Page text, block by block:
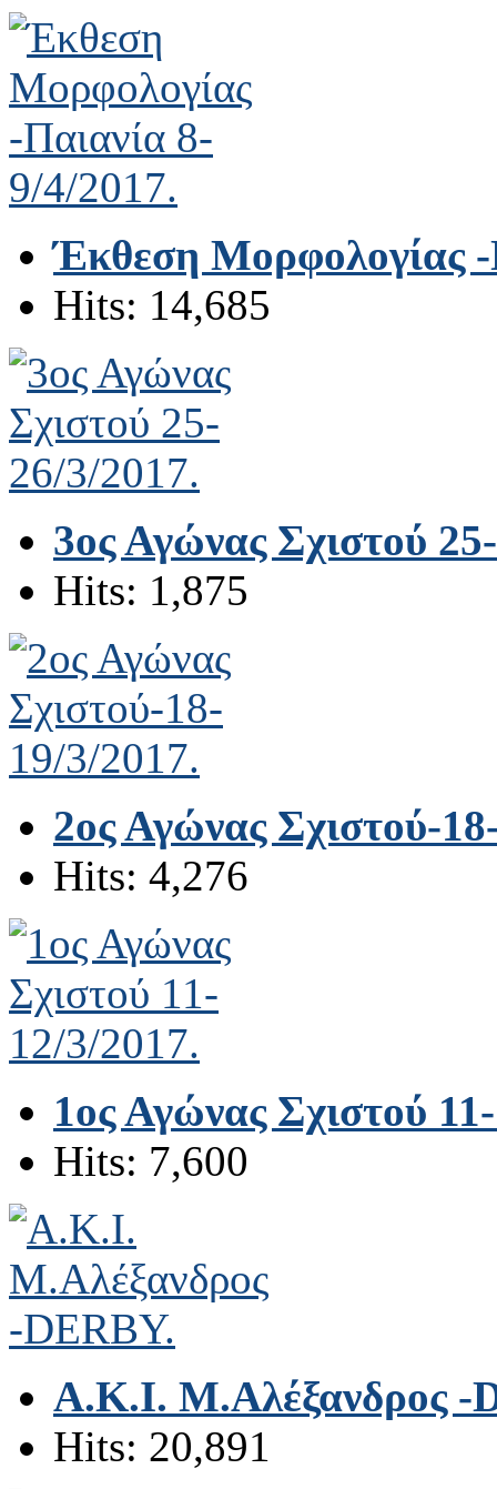
Έκθεση Μορφολογίας -
Hits: 14,685
3ος Αγώνας Σχιστού
Hits: 1,875
2ος Αγώνας Σχιστού-
Hits: 4,276
1ος Αγώνας Σχιστού
Hits: 7,600
Α.Κ.Ι. Μ.Αλέξανδρος -
Hits: 20,891